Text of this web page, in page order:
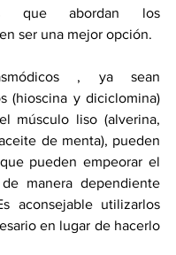
que abordan los
ser una mejor opción.
, ya sean
(hioscina y diciclomina)
músculo liso (alverina,
de menta), pueden
pueden empeorar el
manera dependiente
aconsejable utilizarlos
en lugar de hacerlo